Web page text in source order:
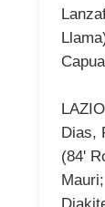
Dias,
(84'